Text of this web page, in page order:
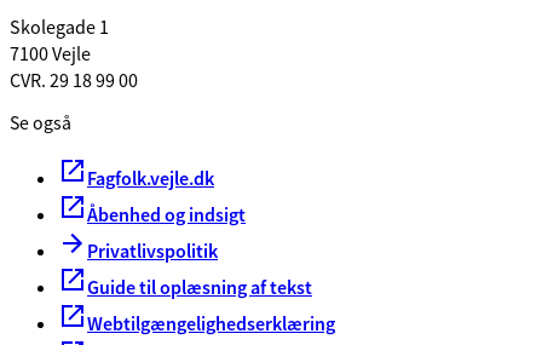
Skolegade 1
7100 Vejle
CVR. 29 18 99 00
Se også
Fagfolk.vejle.dk
Åbenhed og indsigt
Privatlivspolitik
Guide til oplæsning af tekst
Webtilgængelighedserklæring